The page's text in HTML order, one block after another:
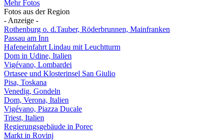
Mehr Fotos
Fotos aus der Region
- Anzeige -
Rothenburg o. d.Tauber, Röderbrunnen, Mainfranken
Passau am Inn
Hafeneinfahrt Lindau mit Leuchtturm
Dom in Udine, Italien
Vigévano, Lombardei
Ortasee und Klosterinsel San Giulio
Pisa, Toskana
Venedig, Gondeln
Dom, Verona, Italien
Vigévano, Piazza Ducale
Triest, Italien
Regierungsgebäude in Porec
Markt in Rovinj